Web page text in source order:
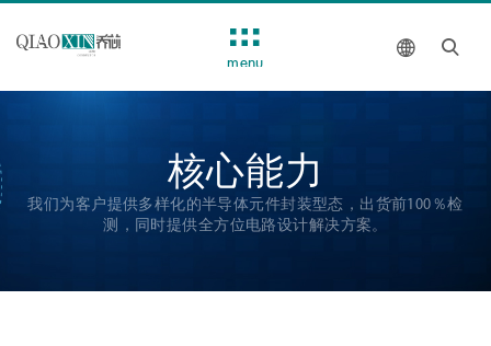
核心能力
我们为客户提供多样化的半导体元件封装型态，出货前100％检
测，同时提供全方位电路设计解决方案。